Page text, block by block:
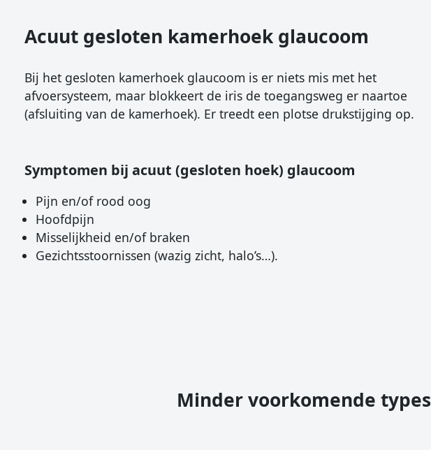
Acuut gesloten kamerhoek glaucoom
Bij het gesloten kamerhoek glaucoom is er niets mis met het
afvoersysteem, maar blokkeert de iris de toegangsweg er naartoe
(afsluiting van de kamerhoek). Er treedt een plotse drukstijging op.
Symptomen bij acuut (gesloten hoek) glaucoom
Pijn en/of rood oog
Hoofdpijn
Misselijkheid en/of braken
Gezichtsstoornissen (wazig zicht, halo’s…).
Minder voorkomende types